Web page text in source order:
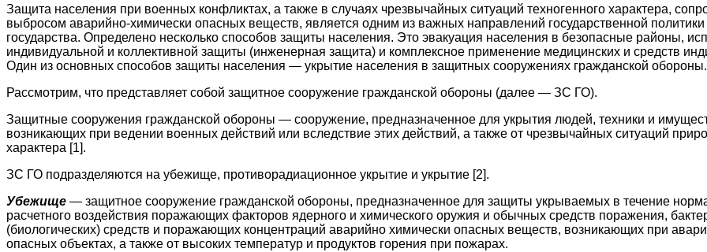
Защита населения при военных конфликтах, а также в случаях чрезвычайных ситуаций техногенного характера,
выбросом аварийно-химически опасных веществ, является одним из важных направлений государственной политики
государства. Определено несколько способов защиты населения. Это эвакуация населения в безопасные районы,
индивидуальной и коллективной защиты (инженерная защита) и комплексное применение медицинских и средств
Один из основных способов защиты населения — укрытие населения в защитных сооружениях гражданской обороны.
Рассмотрим, что представляет собой защитное сооружение гражданской обороны (далее — ЗС ГО).
Защитные сооружения гражданской обороны — сооружение, предназначенное для укрытия людей, техники и
возникающих при ведении военных действий или вследствие этих действий, а также от чрезвычайных ситуаций
характера [1].
ЗС ГО подразделяются на убежище, противорадиационное укрытие и укрытие [2].
Убежище — защитное сооружение гражданской обороны, предназначенное для защиты укрываемых в течение
расчетного воздействия поражающих факторов ядерного и химического оружия и обычных средств поражения,
(биологических) средств и поражающих концентраций аварийно химически опасных веществ, возникающих при
опасных объектах, а также от высоких температур и продуктов горения при пожарах.